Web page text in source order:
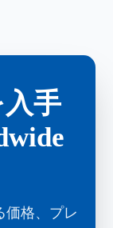
手
価格、プレ